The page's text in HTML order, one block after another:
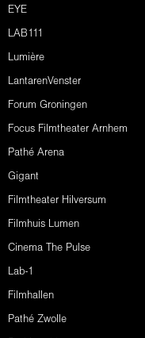
EYE
LAB111
Lumière
LantarenVenster
Forum Groningen
Focus Filmtheater Arnhem
Pathé Arena
Gigant
Filmtheater Hilversum
Filmhuis Lumen
Cinema The Pulse
Lab-1
Filmhallen
Pathé Zwolle